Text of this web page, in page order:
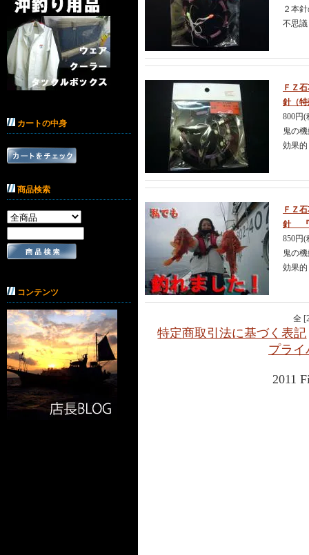
カートの中身
商品検索
コンテンツ
２本
不思
ＦＺ
針（
800円(
鬼の
効果
ＦＺ
針 『
850円(
鬼の
効果
全
特定商取引法に基づく表記
プラ
2011